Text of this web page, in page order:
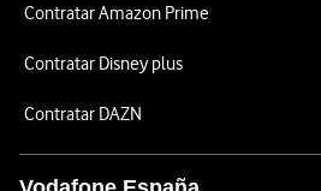
Contratar Amazon Prime
Contratar Disney plus
Contratar DAZN